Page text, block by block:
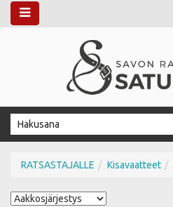
RATSASTAJALLE Kisavaatteet